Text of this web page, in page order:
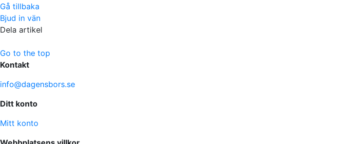
Gå tillbaka
Bjud in vän
Dela artikel
Go to the top
Kontakt
info@dagensbors.se
Ditt konto
Mitt konto